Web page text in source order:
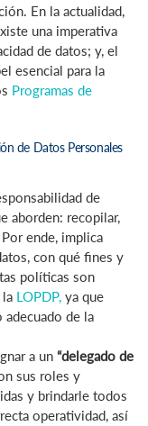
En la actualidad,
una imperativa
de datos; y, el
esencial para la
Programas de
de Datos Personales
de
aborden: recopilar,
ende, implica
con qué fines y
políticas son
LOPDP, ya que
adecuado de la
a un “delegado de
sus roles y
y brindarle todos
operatividad, así